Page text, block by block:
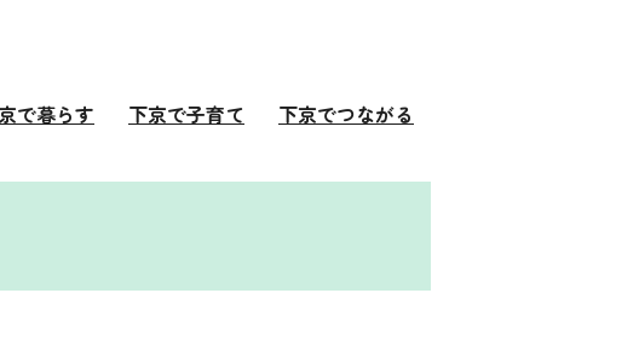
で暮らす 下京で子育て 下京でつながる